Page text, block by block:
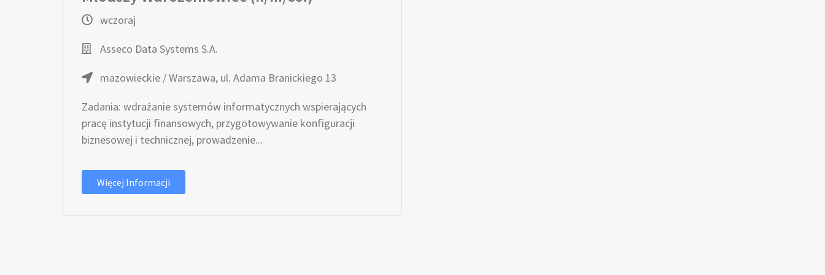
wczoraj
Asseco Data Systems S.A.
mazowieckie / Warszawa, ul. Adama Branickiego 13
Zadania: wdrażanie systemów informatycznych wspierających
pracę instytucji finansowych, przygotowywanie konfiguracji
biznesowej i technicznej, prowadzenie...
Więcej Informacji